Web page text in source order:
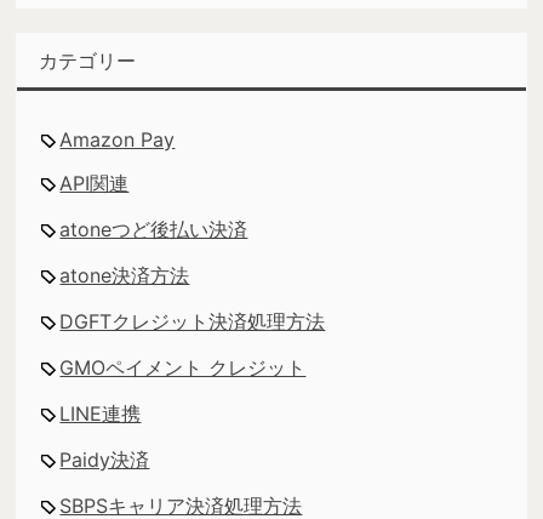
カテゴリー
Amazon Pay
API関連
atoneつど後払い決済
atone決済方法
DGFTクレジット決済処理方法
GMOペイメント クレジット
LINE連携
Paidy決済
SBPSキャリア決済処理方法